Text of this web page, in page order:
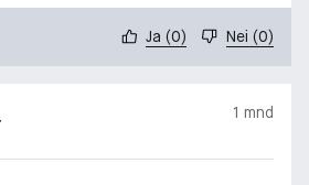
Ja (0) Nei (0)
1 mnd